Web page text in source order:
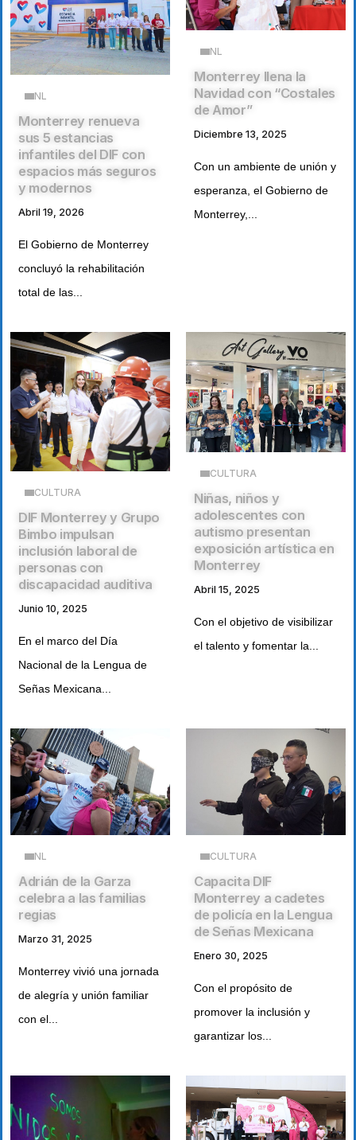
NL
Monterrey renueva
sus 5 estancias
infantiles del DIF con
espacios más seguros
y modernos
Abril 19, 2026
El Gobierno de Monterrey
concluyó la rehabilitación
total de las...
NL
Monterrey llena la
Navidad con “Costales
de Amor”
Diciembre 13, 2025
Con un ambiente de unión y
esperanza, el Gobierno de
Monterrey,...
CULTURA
DIF Monterrey y Grupo
Bimbo impulsan
inclusión laboral de
personas con
discapacidad auditiva
Junio 10, 2025
En el marco del Día
Nacional de la Lengua de
Señas Mexicana...
CULTURA
Niñas, niños y
adolescentes con
autismo presentan
exposición artística en
Monterrey
Abril 15, 2025
Con el objetivo de visibilizar
el talento y fomentar la...
NL
Adrián de la Garza
celebra a las familias
regias
Marzo 31, 2025
Monterrey vivió una jornada
de alegría y unión familiar
con el...
CULTURA
Capacita DIF
Monterrey a cadetes
de policía en la Lengua
de Señas Mexicana
Enero 30, 2025
Con el propósito de
promover la inclusión y
garantizar los...